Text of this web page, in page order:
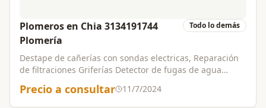
Plomeros en Chia 3134191744
Plomería
Todo lo demás
Destape de cañerías con sondas electricas, Reparación
de filtraciones Griferías Detector de fugas de agua
plomería y Fontanería.
Precio a consultar 11/7/2024